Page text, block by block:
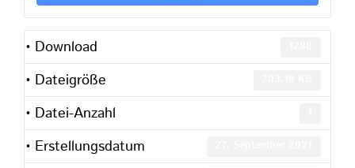
Download
Dateigröße
Datei-Anzahl
Erstellungsdatum